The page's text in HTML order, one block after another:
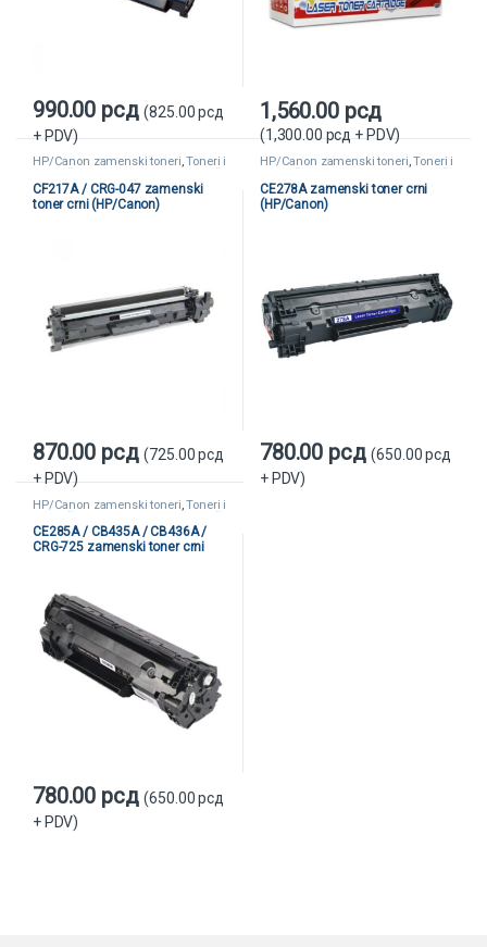
990.00 рсд (825.00рсд
+ PDV)
1,560.00 рсд
(1,300.00 рсд + PDV)
HP/Canon zamenski toneri,Toneri i
CF217A / CRG-047 zamenski
toner crni (HP/Canon)
870.00 рсд (725.00рсд
+ PDV)
HP/Canon zamenski toneri,Toneri i
CE278A zamenski toner crni
(HP/Canon)
780.00 рсд (650.00рсд
+ PDV)
HP/Canon zamenski toneri,Toneri i
kertridži
Zamenski toneri i kertridži
CE285A / CB435A / CB436A /
CRG-725 zamenski toner crni
780.00 рсд (650.00рсд
+ PDV)